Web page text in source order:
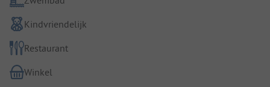
Kindvriendelijk
Restaurant
Winkel